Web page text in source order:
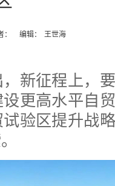
： 编辑： 王世海
征程上，要
更高水平自
验区提升战